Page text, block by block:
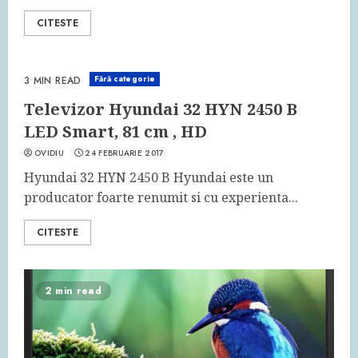
CITESTE
3 MIN READ Fără categorie
Televizor Hyundai 32 HYN 2450 B
LED Smart, 81 cm , HD
OVIDIU 24 FEBRUARIE 2017
Hyundai 32 HYN 2450 B Hyundai este un
producator foarte renumit si cu experienta...
CITESTE
2 min read